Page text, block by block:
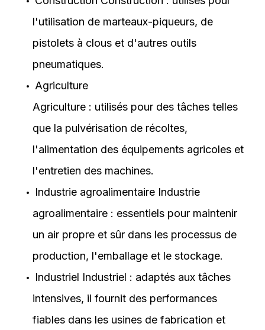
l'utilisation de marteaux-piqueurs, de
pistolets à clous et d'autres outils
pneumatiques.
Agriculture
Agriculture : utilisés pour des tâches telles
que la pulvérisation de récoltes,
l'alimentation des équipements agricoles et
l'entretien des machines.
Industrie agroalimentaire Industrie
agroalimentaire : essentiels pour maintenir
un air propre et sûr dans les processus de
production, l'emballage et le stockage.
Industriel Industriel : adaptés aux tâches
intensives, il fournit des performances
fiables dans les usines de fabrication et